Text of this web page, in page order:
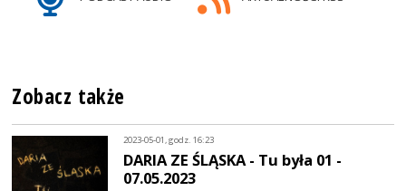
Zobacz także
2023-05-01, godz. 16:23
DARIA ZE ŚLĄSKA - Tu była 01 -
07.05.2023